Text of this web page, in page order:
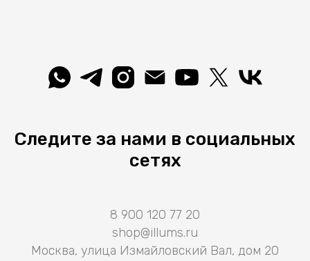
Следите за нами в социальных
сетях
8 900 120 77 20
shop@illums.ru
Москва, улица Измайловский Вал, дом 20